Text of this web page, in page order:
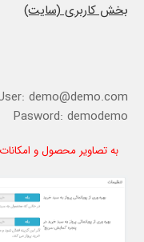
بخش کاربری (سایت)
demo@demo.com
Pasword: demodemo
به تصاویر محصول و